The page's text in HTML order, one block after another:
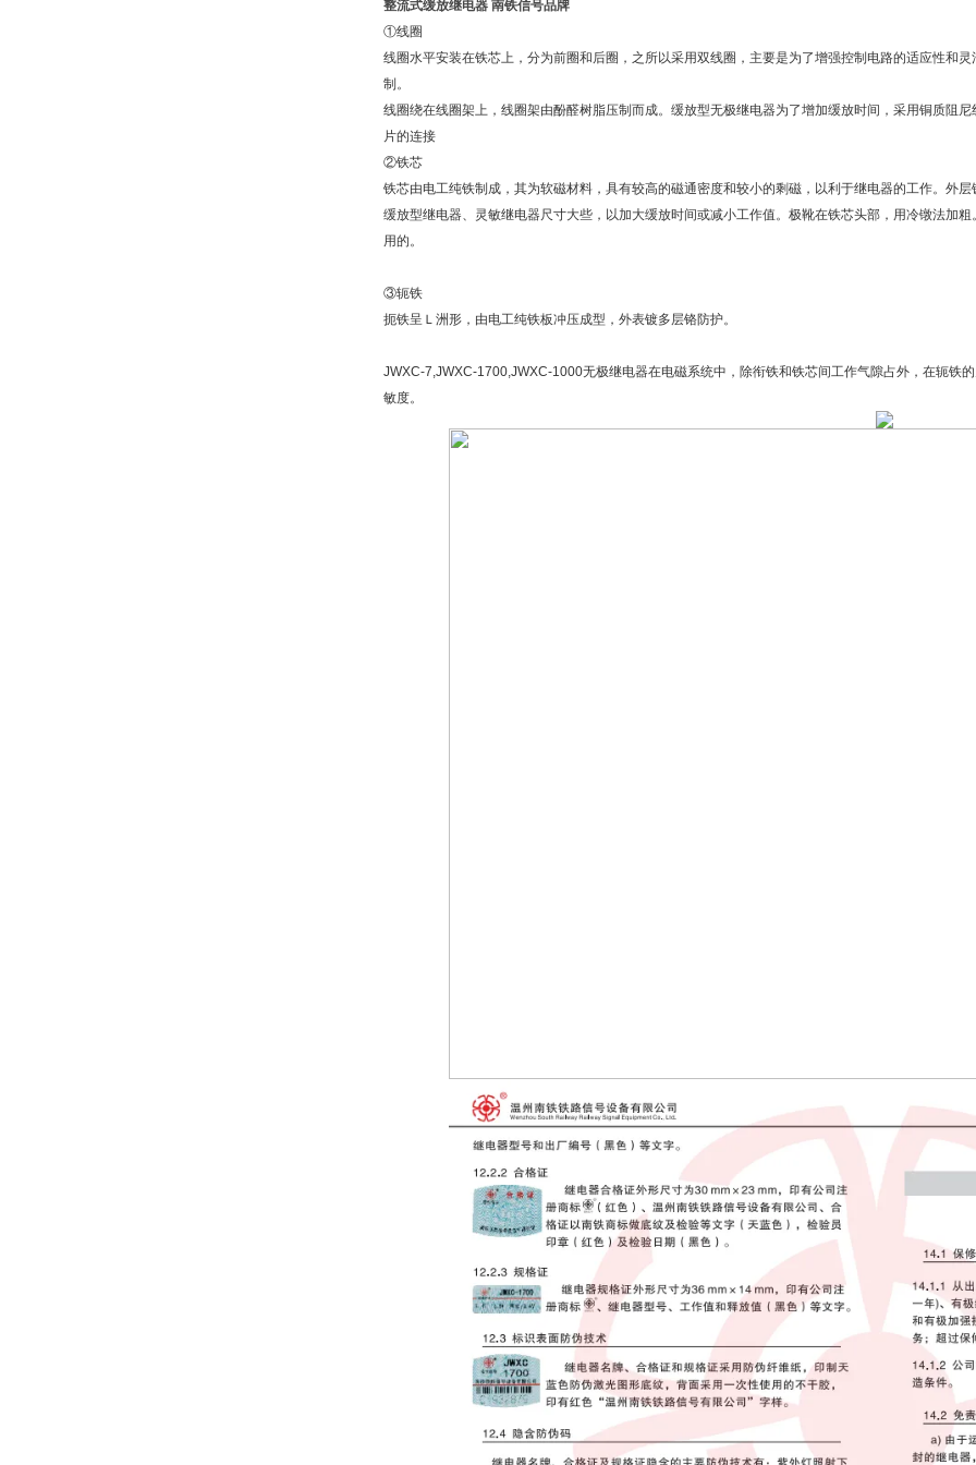
整流式缓放继电器 南铁信号品牌
①线圈
线圈水平安装在铁芯上，分为前圈和后圈，之所以采用双线圈，主要是为了增强控制电路的适应性和
制。
线圈绕在线圈架上，线圈架由酚醛树脂压制而成。缓放型无极继电器为了增加缓放时间，采用铜质阻
片的连接
②铁芯
铁芯由电工纯铁制成，其为软磁材料，具有较高的磁通密度和较小的剩磁，以利于继电器的工作。外
缓放型继电器、灵敏继电器尺寸大些，以加大缓放时间或减小工作值。极靴在铁芯头部，用冷镦法加
用的。
③轭铁
扼铁呈Ｌ洲形，由电工纯铁板冲压成型，外表镀多层铬防护。
JWXC-7,JWXC-1700,JWXC-1000无极继电器在电磁系统中，除衔铁和铁芯间工作气隙占外，在轭铁
敏度。